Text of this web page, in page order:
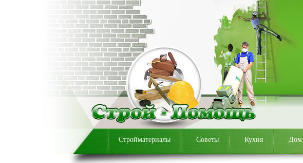
Стройматериалы Советы Кухня Дом